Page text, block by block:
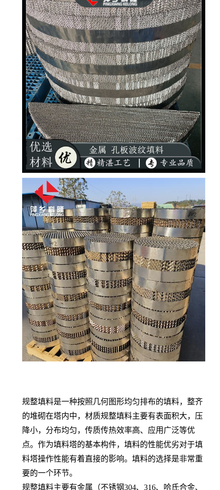
规整填料是一种按照几何图形均匀排布的填料，整齐
的堆砌在塔内中， 材质规整填料主要有表面积大，压
降小， 分布均匀，传质传热效率高、应用 广泛等优
点。作为填料塔的基本构件，填料的性能优劣对于填
料塔操作性能有着直接的影响。填料的选择是非常重
要的一个环节。
规整填料主要有金属（不锈钢304、 316、哈氏合金、